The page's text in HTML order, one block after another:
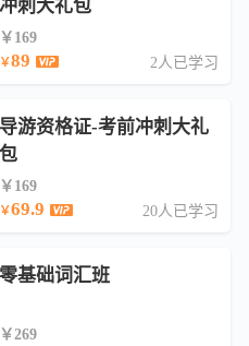
冲刺大礼包
￥169
￥89 2人已学习
导游资格证-考前冲刺大礼
包
￥169
￥69.9 20人已学习
零基础词汇班
￥269